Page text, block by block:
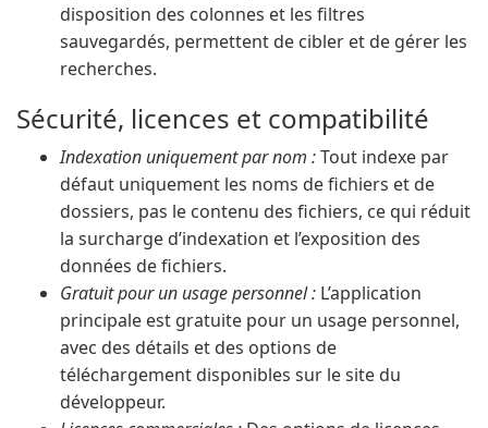
disposition des colonnes et les filtres
sauvegardés, permettent de cibler et de gérer les
recherches.
Sécurité, licences et compatibilité
Indexation uniquement par nom :Tout indexe par
défaut uniquement les noms de fichiers et de
dossiers, pas le contenu des fichiers, ce qui réduit
la surcharge d’indexation et l’exposition des
données de fichiers.
Gratuit pour un usage personnel : L’application
principale est gratuite pour un usage personnel,
avec des détails et des options de
téléchargement disponibles sur le site du
développeur.